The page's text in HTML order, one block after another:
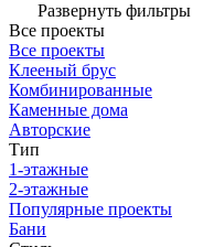
Развернуть фильтры
Все проекты
Все проекты
Клееный брус
Комбинированные
Каменные дома
Авторские
Тип
1-этажные
2-этажные
Популярные проекты
Бани